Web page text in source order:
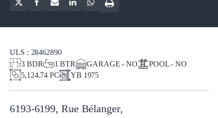
3BDR 1 BTR GARAGE - NO
POOL - NO
5,124.74 PC
YB 1975
ULS : 28462890
6193-6199, Rue Bélanger,